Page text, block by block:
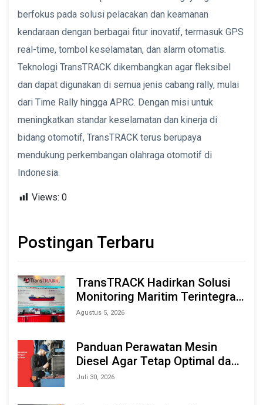
berfokus pada solusi pelacakan dan keamanan
kendaraan dengan berbagai fitur inovatif, termasuk GPS
real-time, tombol keselamatan, dan alarm otomatis.
Teknologi TransTRACK dikembangkan agar fleksibel
dan dapat digunakan di semua jenis cabang rally, mulai
dari Time Rally hingga APRC. Dengan misi untuk
meningkatkan standar keselamatan dan kinerja di
bidang otomotif, TransTRACK terus berupaya
mendukung perkembangan olahraga otomotif di
Indonesia.
Views: 0
Postingan Terbaru
TransTRACK Hadirkan Solusi
Monitoring Maritim Terintegrasi
Berbasis AI & IoT di Indonesia
2026
Agustus 5, 2026
Panduan Perawatan Mesin
Diesel Agar Tetap Optimal dan
Tahan Lama
Juli 30, 2026